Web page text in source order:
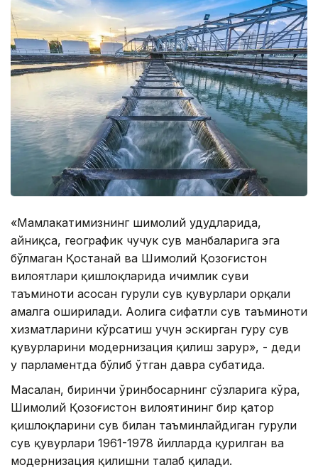
«Мамлакатимизнинг шимолий ҳудудларида,
айниқса, географик чучук сув манбаларига эга
бўлмаган Қостанай ва Шимолий Қозоғистон
вилоятлари қишлоқларида ичимлик суви
таъминоти асосан гуруҳли сув қувурлари орқали
амалга оширилади. Аҳолига сифатли сув таъминоти
хизматларини кўрсатиш учун эскирган гуруҳ сув
қувурларини модернизация қилиш зарур», - деди
у парламентда бўлиб ўтган давра суҳбатида.
Масалан, биринчи ўринбосарнинг сўзларига кўра,
Шимолий Қозоғистон вилоятининг бир қатор
қишлоқларини сув билан таъминлайдиган гуруҳли
сув қувурлари 1961-1978 йилларда қурилган ва
модернизация қилишни талаб қилади.